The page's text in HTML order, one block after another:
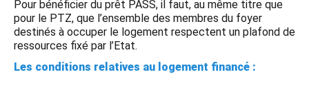
Pour bénéficier du prêt PASS, il faut, au même titre que
pour le PTZ, que l’ensemble des membres du foyer
destinés à occuper le logement respectent un plafond de
ressources fixé par l’Etat.
Les conditions relatives au logement financé :